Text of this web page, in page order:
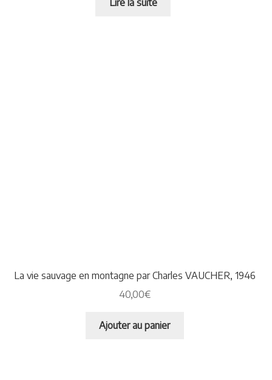
Lire la suite
La vie sauvage en montagne par Charles VAUCHER, 1946
40,00€
Ajouter au panier